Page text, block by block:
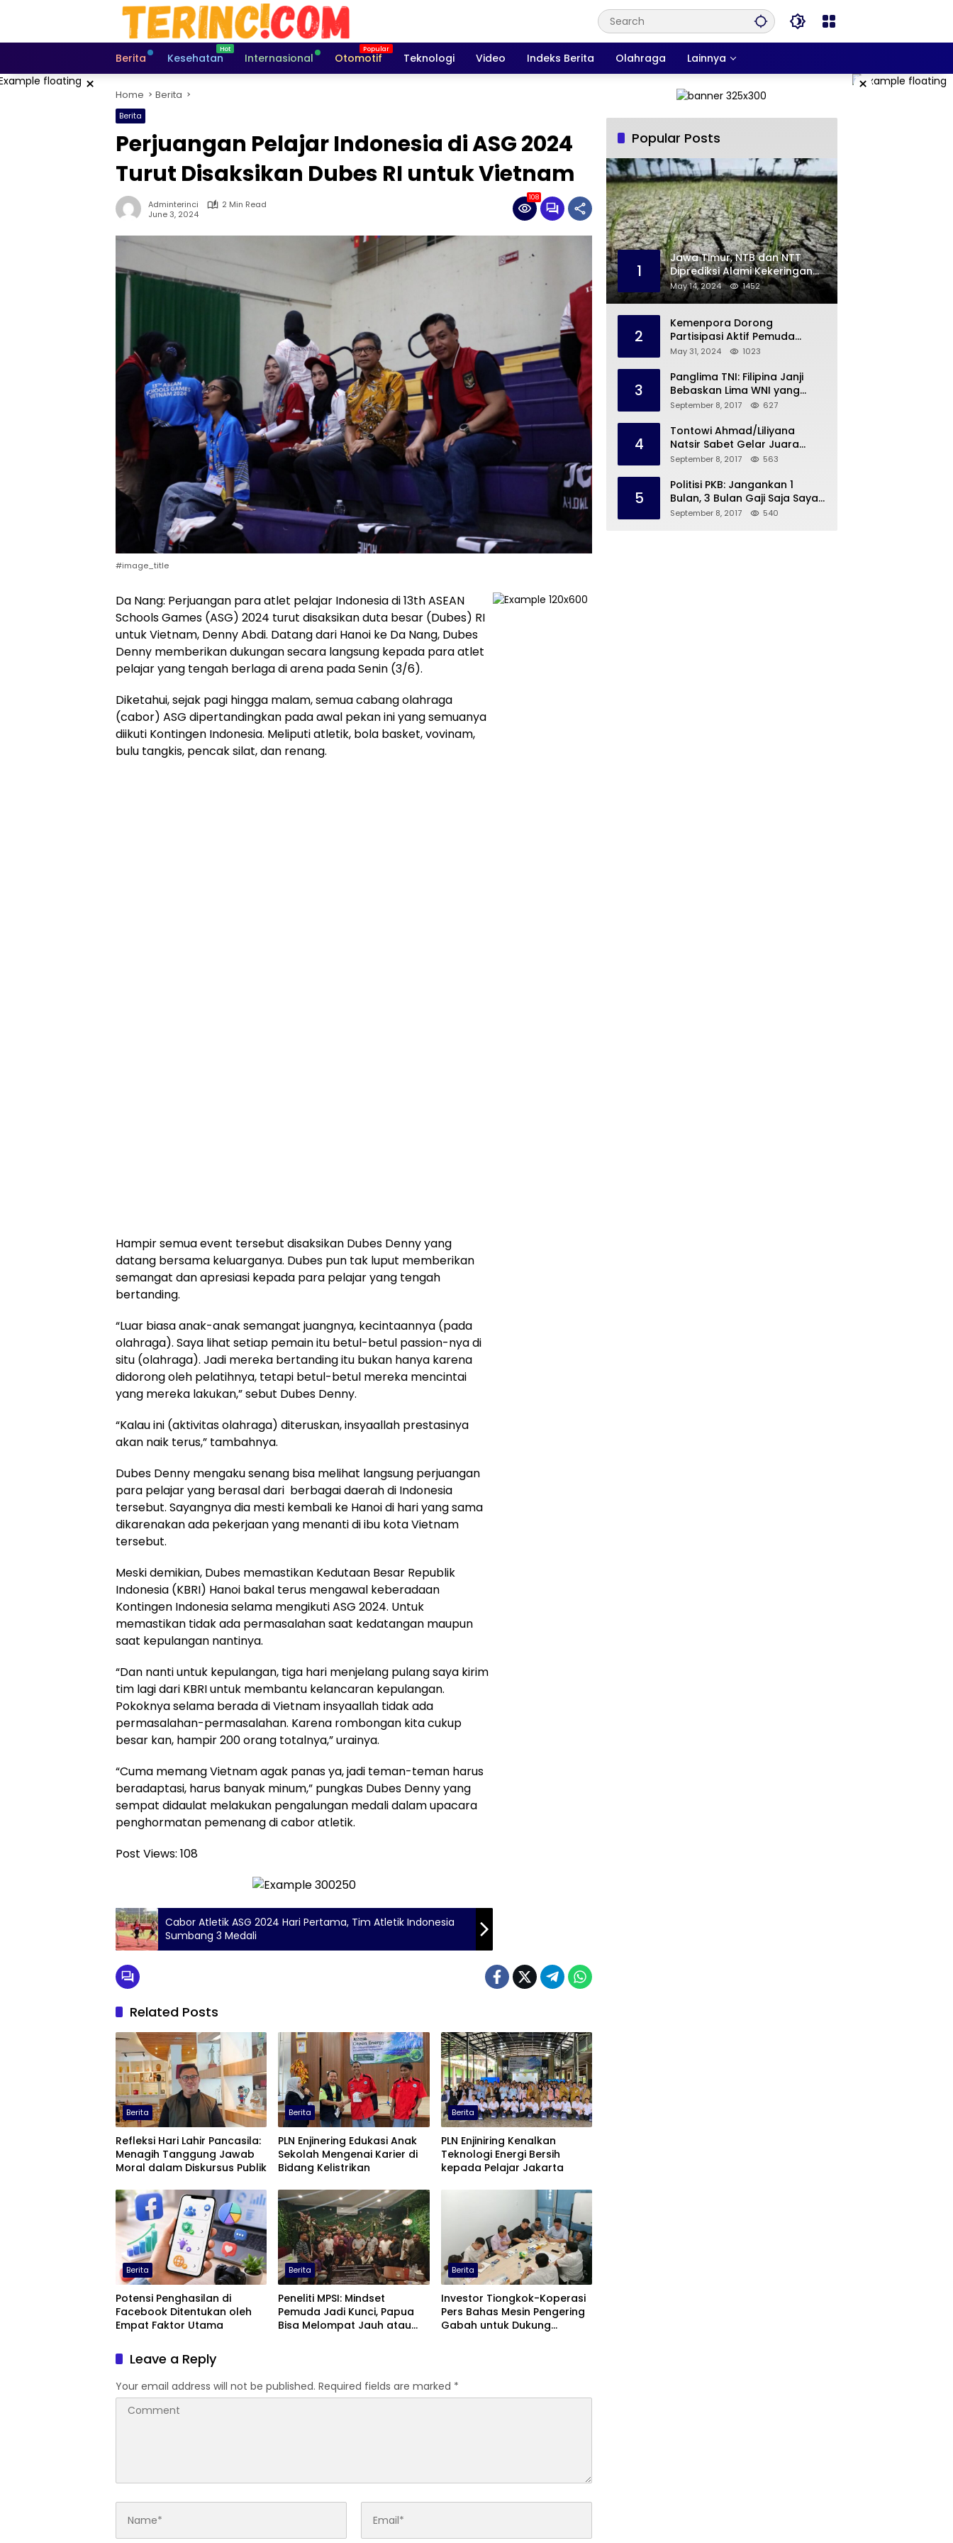
Berita
Kesehatan Internasional Otomotif Teknologi Video Indeks Berita Olahraga Lainnya
× ×
Home Berita
Berita
Perjuangan Pelajar Indonesia di ASG 2024
Turut Disaksikan Dubes RI untuk Vietnam
Adminterinci
2 Min Read
June 3, 2024
108
#image_title
Da Nang: Perjuangan para atlet pelajar Indonesia di 13th ASEAN
Schools Games (ASG) 2024 turut disaksikan duta besar (Dubes) RI
untuk Vietnam, Denny Abdi. Datang dari Hanoi ke Da Nang, Dubes
Denny memberikan dukungan secara langsung kepada para atlet
pelajar yang tengah berlaga di arena pada Senin (3/6).
Diketahui, sejak pagi hingga malam, semua cabang olahraga
(cabor) ASG dipertandingkan pada awal pekan ini yang semuanya
diikuti Kontingen Indonesia. Meliputi atletik, bola basket, vovinam,
bulu tangkis, pencak silat, dan renang.
Hampir semua event tersebut disaksikan Dubes Denny yang
datang bersama keluarganya. Dubes pun tak luput memberikan
semangat dan apresiasi kepada para pelajar yang tengah
bertanding.
“Luar biasa anak-anak semangat juangnya, kecintaannya (pada
olahraga). Saya lihat setiap pemain itu betul-betul passion-nya di
situ (olahraga). Jadi mereka bertanding itu bukan hanya karena
didorong oleh pelatihnya, tetapi betul-betul mereka mencintai
yang mereka lakukan,” sebut Dubes Denny.
“Kalau ini (aktivitas olahraga) diteruskan, insyaallah prestasinya
akan naik terus,” tambahnya.
Dubes Denny mengaku senang bisa melihat langsung perjuangan
para pelajar yang berasal dari berbagai daerah di Indonesia
tersebut. Sayangnya dia mesti kembali ke Hanoi di hari yang sama
dikarenakan ada pekerjaan yang menanti di ibu kota Vietnam
tersebut.
Meski demikian, Dubes memastikan Kedutaan Besar Republik
Indonesia (KBRI) Hanoi bakal terus mengawal keberadaan
Kontingen Indonesia selama mengikuti ASG 2024. Untuk
memastikan tidak ada permasalahan saat kedatangan maupun
saat kepulangan nantinya.
“Dan nanti untuk kepulangan, tiga hari menjelang pulang saya kirim
tim lagi dari KBRI untuk membantu kelancaran kepulangan.
Pokoknya selama berada di Vietnam insyaallah tidak ada
permasalahan-permasalahan. Karena rombongan kita cukup
besar kan, hampir 200 orang totalnya,” urainya.
“Cuma memang Vietnam agak panas ya, jadi teman-teman harus
beradaptasi, harus banyak minum,” pungkas Dubes Denny yang
sempat didaulat melakukan pengalungan medali dalam upacara
penghormatan pemenang di cabor atletik.
Post Views: 108
Cabor Atletik ASG 2024 Hari Pertama, Tim Atletik Indonesia
Sumbang 3 Medali
Related Posts
Berita
Refleksi Hari Lahir Pancasila:
Menagih Tanggung Jawab
Moral dalam Diskursus Publik
Berita
PLN Enjinering Edukasi Anak
Sekolah Mengenai Karier di
Bidang Kelistrikan
Berita
PLN Enjiniring Kenalkan
Teknologi Energi Bersih
kepada Pelajar Jakarta
Berita
Potensi Penghasilan di
Facebook Ditentukan oleh
Empat Faktor Utama
Berita
Peneliti MPSI: Mindset
Pemuda Jadi Kunci, Papua
Bisa Melompat Jauh atau
Berita
Investor Tiongkok-Koperasi
Pers Bahas Mesin Pengering
Gabah untuk Dukung
Leave a Reply
Your email address will not be published. Required fields are marked *
Popular Posts
1
Jawa Timur, NTB dan NTT
Diprediksi Alami Kekeringan
Sepanjang Mei
May 14, 2024 1452
2
Kemenpora Dorong
Partisipasi Aktif Pemuda
Melalui Forum Konsultasi
May 31, 2024 1023
3
Panglima TNI: Filipina Janji
Bebaskan Lima WNI yang
Disandera Abu Sayyaf
September 8, 2017 627
4
Tontowi Ahmad/Liliyana
Natsir Sabet Gelar Juara
Dunia Kedua
September 8, 2017 563
5
Politisi PKB: Jangankan 1
Bulan, 3 Bulan Gaji Saja Saya
Siap untuk Rohingya
September 8, 2017 540